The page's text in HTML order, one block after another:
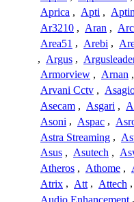
Aprica , Apti ,
Ar3210 , Aran ,
Area51 , Arebi ,
, Argus ,
Armorview , Arnan ,
Arvani Cctv ,
Asecam , Asgari ,
Asoni , Aspac ,
Astra Streaming ,
Asus , Asutech ,
Atheros , Athome ,
Atrix , Att , Attech ,
Audio Enhancement ,